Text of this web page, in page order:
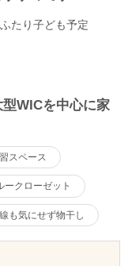
たり子ども予定
WICを中心に家
スペース
ークローゼット
も気にせず物干し